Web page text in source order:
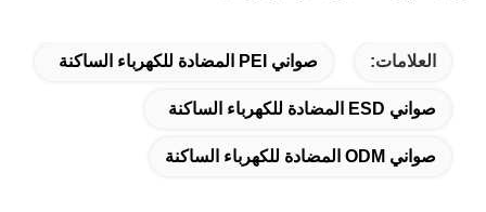
العلامات: صواني PEI المضادة للكهرباء الساكنة
صواني ESD المضادة للكهرباء الساكنة
صواني ODM المضادة للكهرباء الساكنة